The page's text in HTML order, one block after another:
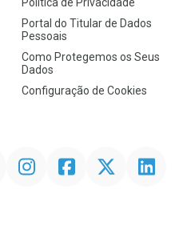
Portal do Titular de Dados
Pessoais
Como Protegemos os Seus
Dados
Configuração de Cookies
InstagramFacebookTwitter Linkedin